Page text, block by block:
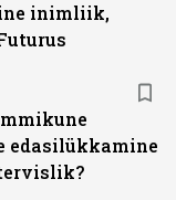
inimliik,
edasilükkamine